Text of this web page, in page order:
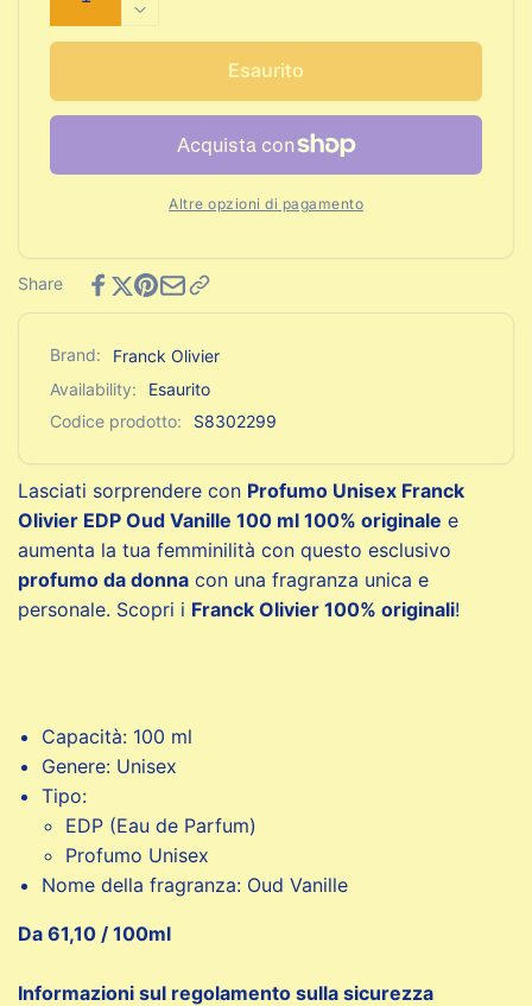
quantità
per
Franck
Olivier
Vanille
ml
Diminuisci
quantità
Profumo
Unisex
Franck
Olivier
EDP
100
ml
Esaurito
Altre opzioni di pagamento
Share
Brand:
Franck Olivier
Availability:
Esaurito
Codice prodotto:
S8302299
Lasciati sorprendere con Profumo Unisex Franck
Olivier EDP Oud Vanille 100 ml 100% originale e
aumenta la tua femminilità con questo esclusivo
profumo da donna con una fragranza unica e
personale. Scopri i Franck Olivier 100% originali!
Capacità: 100 ml
Genere: Unisex
Tipo:
EDP (Eau de Parfum)
Profumo Unisex
Nome della fragranza: Oud Vanille
Da 61,10 / 100ml
Informazioni sul regolamento sulla sicurezza